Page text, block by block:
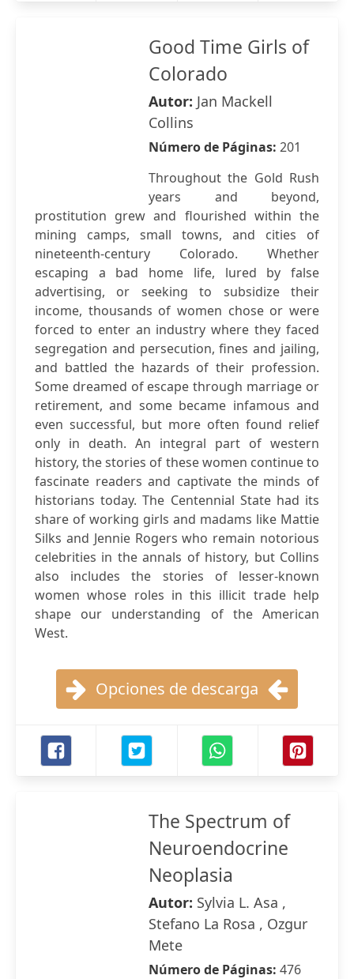
Good Time Girls of
Colorado
Autor: Jan Mackell
Collins
Número de Páginas: 201
Throughout the Gold Rush
years and beyond,
prostitution grew and flourished within the
mining camps, small towns, and cities of
nineteenth-century Colorado. Whether
escaping a bad home life, lured by false
advertising, or seeking to subsidize their
income, thousands of women chose or were
forced to enter an industry where they faced
segregation and persecution, fines and jailing,
and battled the hazards of their profession.
Some dreamed of escape through marriage or
retirement, and some became infamous and
even successful, but more often found relief
only in death. An integral part of western
history, the stories of these women continue to
fascinate readers and captivate the minds of
historians today. The Centennial State had its
share of working girls and madams like Mattie
Silks and Jennie Rogers who remain notorious
celebrities in the annals of history, but Collins
also includes the stories of lesser-known
women whose roles in this illicit trade help
shape our understanding of the American
West.
Opciones de descarga
The Spectrum of
Neuroendocrine
Neoplasia
Autor: Sylvia L. Asa ,
Stefano La Rosa , Ozgur
Mete
Número de Páginas: 476